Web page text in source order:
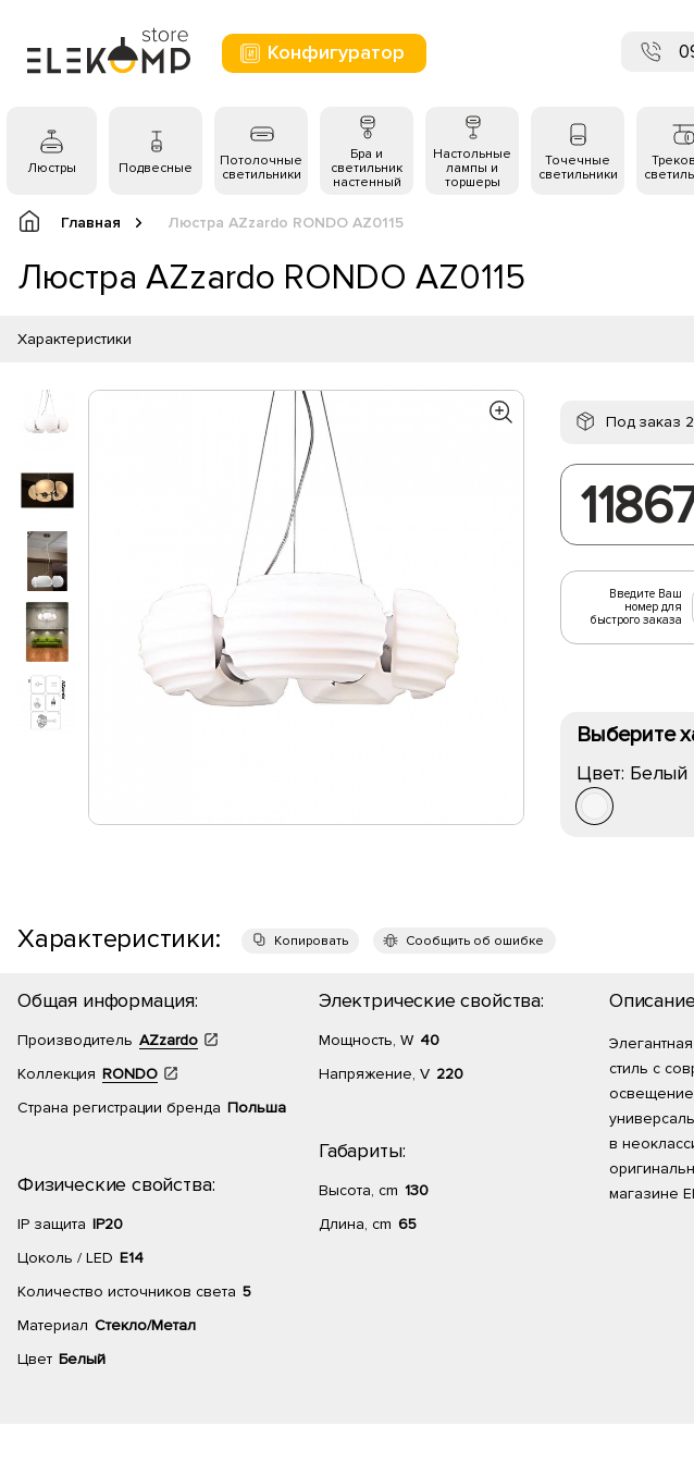
Конфигуратор
Люстры Подвесные
Потолочные
светильники
Бра и
светильник
настенный
Настольные
лампы и
торшеры
Точечные
светильники
Главная Люстра AZzardo RONDO AZ0115
Люстра AZzardo RONDO AZ0115
Характеристики
Под заказ
Введите Ваш
номер для
быстрого заказа
Выберите
Цвет: Белый
Характеристики: Копировать Сообщить об ошибке
Общая информация:
Производитель AZzardo
Коллекция RONDO
Страна регистрации бренда Польша
Физические свойства:
IP защита IP20
Цоколь / LED E14
Количество источников света 5
Материал Стекло/Метал
Цвет Белый
Электрические свойства:
Мощность, W 40
Напряжение, V 220
Габариты:
Высота, cm 130
Длина, cm 65
стиль с
освещение
в
магазине